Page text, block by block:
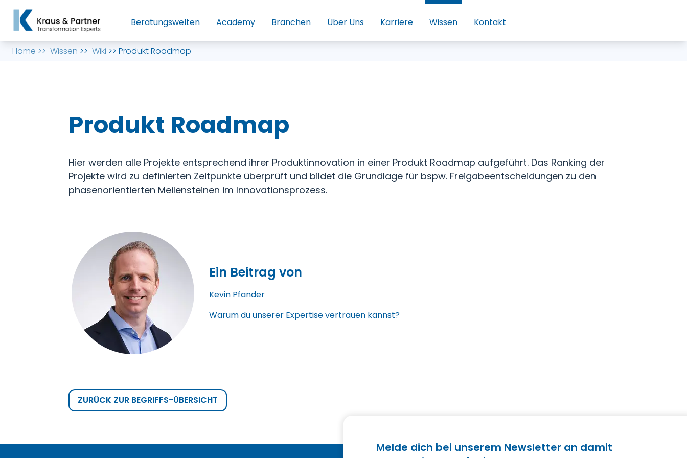
Beratungswelten Academy Branchen Über Uns Karriere Wissen Kontakt
Home >> Wissen >> Wiki >> Produkt Roadmap
Produkt Roadmap
Hier werden alle Projekte entsprechend ihrer Produktinnovation in einer Produkt Roadmap aufgeführt. Das Ranking der
Projekte wird zu definierten Zeitpunkte überprüft und bildet die Grundlage für bspw. Freigabeentscheidungen zu den
phasenorientierten Meilensteinen im Innovationsprozess.
Ein Beitrag von
Kevin Pfander
Warum du unserer Expertise vertrauen kannst?
ZURÜCK ZUR BEGRIFFS-ÜBERSICHT
Melde dich bei unserem Newsletter an damit